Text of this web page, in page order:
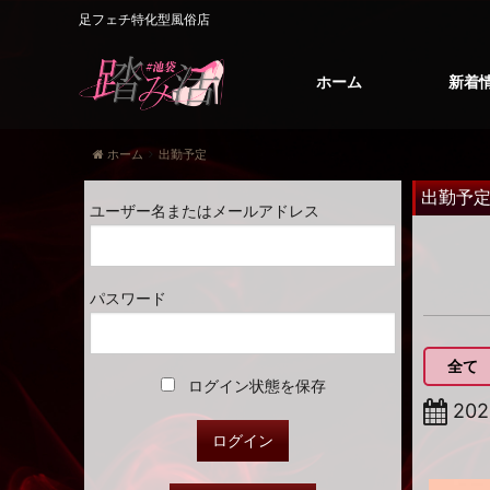
足フェチ特化型風俗店
ホーム 新着
ホーム 出勤予定
出勤予定
全て
ユーザー名またはメールアドレス
パスワード
ログイン状態を保存